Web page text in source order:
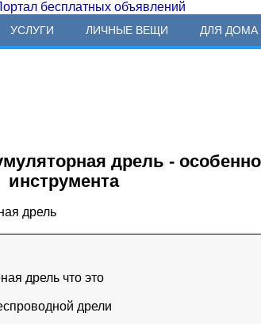
УСЛУГИ ЛИЧНЫЕ ВЕЩИ ДЛЯ ДОМА
дрель -
инструмента
дрель что это
дрели